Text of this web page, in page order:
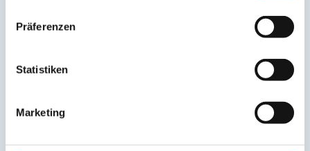
Präferenzen
Statistiken
Marketing
Ostseeallee 9a
+
-